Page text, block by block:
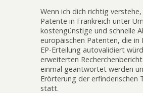
Wenn ich dich richtig
Patente in Frankreich unter
kostengünstige und schnelle
europäischen Patenten, die in
EP-Erteilung autovalidiert
erweiterten
einmal geantwortet werden
Erörterung der
statt.